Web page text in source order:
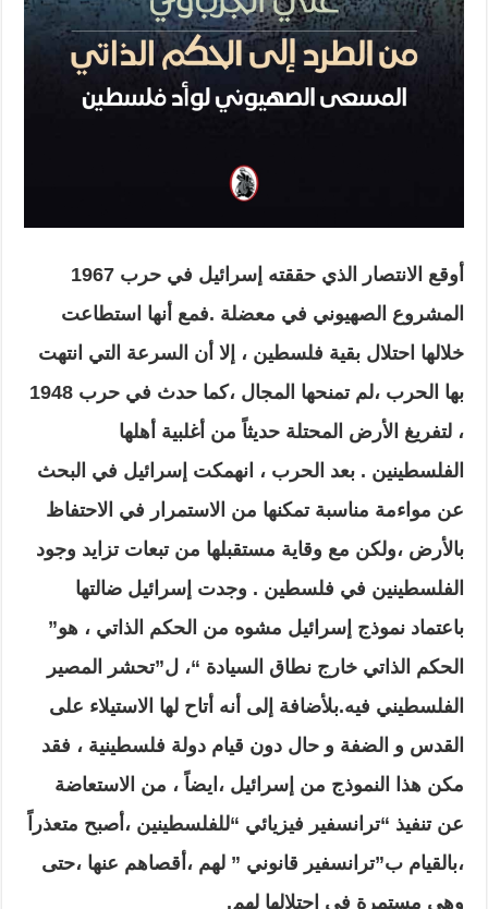
أوقع الانتصار الذي حققته إسرائيل في حرب 1967
المشروع الصهيوني في معضلة .فمع أنها استطاعت
خلالها احتلال بقية فلسطين ، إلا أن السرعة التي انتهت
بها الحرب ،لم تمنحها المجال ،كما حدث في حرب 1948
، لتفريغ الأرض المحتلة حديثاً من أغلبية أهلها
الفلسطينين . بعد الحرب ، انهمكت إسرائيل في البحث
عن مواءمة مناسبة تمكنها من الاستمرار في الاحتفاظ
بالأرض ،ولكن مع وقاية مستقبلها من تبعات تزايد وجود
الفلسطينين في فلسطين . وجدت إسرائيل ضالتها
باعتماد نموذج إسرائيل مشوه من الحكم الذاتي ، هو”
الحكم الذاتي خارج نطاق السيادة “، ل”تحشر المصير
الفلسطيني فيه.بلأضافة إلى أنه أتاح لها الاستيلاء على
القدس و الضفة و حال دون قيام دولة فلسطينية ، فقد
مكن هذا النموذج من إسرائيل ،ايضاً ، من الاستعاضة
عن تنفيذ “ترانسفير فيزيائي “للفلسطينين ،أصبح متعذراً
،بالقيام ب”ترانسفير قانوني ” لهم ،أقصاهم عنها ،حتى
وهي مستمرة في احتلالها لهم.